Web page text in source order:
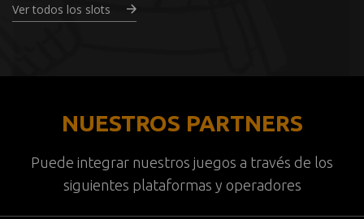
Ver todos los slots
NUESTROS PARTNERS
Puede integrar nuestros juegos a través de los
siguientes plataformas y operadores